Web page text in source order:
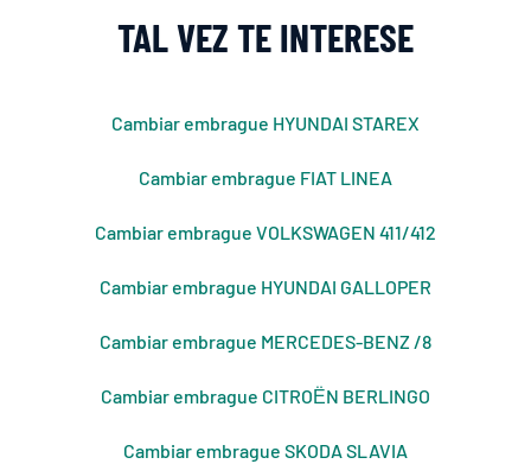
TAL VEZ TE INTERESE
Cambiar embrague HYUNDAI STAREX
Cambiar embrague FIAT LINEA
Cambiar embrague VOLKSWAGEN 411/412
Cambiar embrague HYUNDAI GALLOPER
Cambiar embrague MERCEDES-BENZ /8
Cambiar embrague CITROЁN BERLINGO
Cambiar embrague SKODA SLAVIA